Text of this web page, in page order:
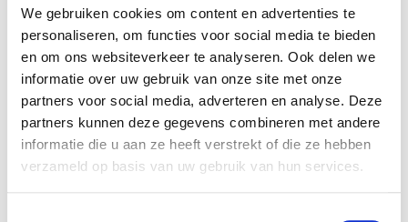
We gebruiken cookies om content en advertenties te
personaliseren, om functies voor social media te bieden
en om ons websiteverkeer te analyseren. Ook delen we
informatie over uw gebruik van onze site met onze
partners voor social media, adverteren en analyse. Deze
partners kunnen deze gegevens combineren met andere
informatie die u aan ze heeft verstrekt of die ze hebben
verzameld op basis van uw gebruik van hun services.
In de regio Gooi
& Vecht heeft is
het